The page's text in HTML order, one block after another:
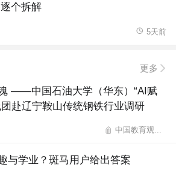
个拆解
5天前
更多
——中国石油大学（华东）“AI赋
赴辽宁鞍山传统钢铁行业调研
中国教育观...
与学业？斑马用户给出答案